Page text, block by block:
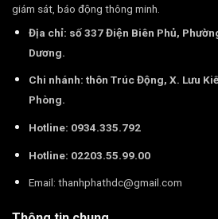
giám sát, báo động thông minh.
Địa chỉ: số 337 Điện Biên Phủ,
Dương.
Chi nhánh: thôn Trúc Động, X. Lưu
Phòng.
Hotline: 0934.335.792
Hotline: 02203.55.99.00
Email: thanhphathdc@gmail.com